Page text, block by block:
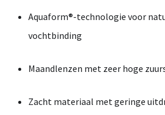
Aquaform®-technologie voor
vochtbinding
Maandlenzen met zeer hoge
Zacht materiaal met geringe